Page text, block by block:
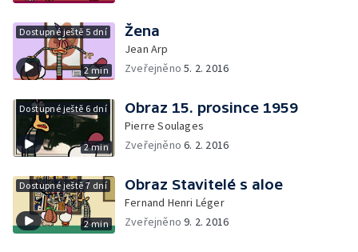
Dostupné ještě 5 dní
2 min
Žena
Jean Arp
Zveřejněno5. 2. 2016
Dostupné ještě 6 dní
2 min
Obraz 15. prosince 1959
Pierre Soulages
Zveřejněno6. 2. 2016
Dostupné ještě 7 dní
2 min
Obraz Stavitelé s aloe
Fernand Henri Léger
Zveřejněno9. 2. 2016